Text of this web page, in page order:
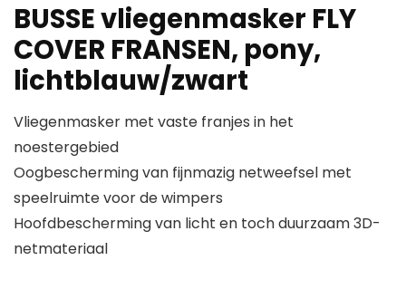
BUSSE vliegenmasker FLY
COVER FRANSEN, pony,
lichtblauw/zwart
Vliegenmasker met vaste franjes in het
noestergebied
Oogbescherming van fijnmazig netweefsel met
speelruimte voor de wimpers
Hoofdbescherming van licht en toch duurzaam 3D-
netmateriaal